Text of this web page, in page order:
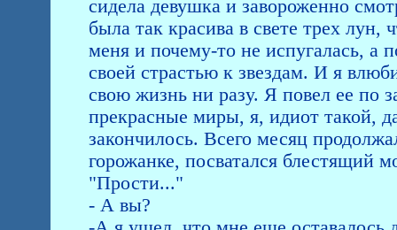
сидела девушка и завороженно
была так красива в свете трех лун,
меня и почему-то не испугалась, а
своей страстью к звездам. И я
свою жизнь ни разу. Я повел ее по
прекрасные миры, я, идиот такой,
закончилось. Всего месяц
горожанке, посватался блестящий
"Прости..."
- А вы?